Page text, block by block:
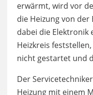
erwärmt, wird vor
die Heizung von
dabei die Elektronik
Heizkreis
nicht gestartet und
Der
Heizung mit einem